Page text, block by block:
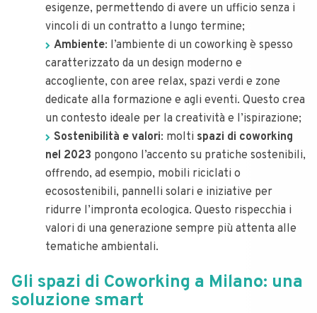
esigenze, permettendo di avere un ufficio senza i
vincoli di un contratto a lungo termine;
Ambiente: l’ambiente di un coworking è spesso
caratterizzato da un design moderno e
accogliente, con aree relax, spazi verdi e zone
dedicate alla formazione e agli eventi. Questo crea
un contesto ideale per la creatività e l’ispirazione;
Sostenibilità e valori: molti spazi di coworking
nel 2023 pongono l’accento su pratiche sostenibili,
offrendo, ad esempio, mobili riciclati o
ecosostenibili, pannelli solari e iniziative per
ridurre l’impronta ecologica. Questo rispecchia i
valori di una generazione sempre più attenta alle
tematiche ambientali.
Gli spazi di Coworking a Milano: una
soluzione smart